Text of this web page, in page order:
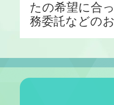
たの希望に合
務委託などの